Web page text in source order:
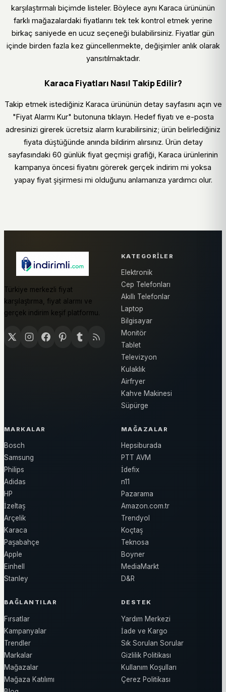
karşılaştırmalı biçimde listeler. Böylece aynı Karaca ürününün
farklı mağazalardaki fiyatlarını tek tek kontrol etmek yerine
birkaç saniyede en ucuz seçeneği bulabilirsiniz. Fiyatlar gün
içinde birden fazla kez güncellenmekte, değişimler anlık olarak
yansıtılmaktadır.
Karaca Fiyatları Nasıl Takip Edilir?
Takip etmek istediğiniz Karaca ürününün detay sayfasını açın ve
"Fiyat Alarmı Kur" butonuna tıklayın. Hedef fiyatı ve e-posta
adresinizi girerek ücretsiz alarm kurabilirsiniz; ürün belirlediğiniz
fiyata düştüğünde anında bildirim alırsınız. Ürün detay
sayfasındaki 60 günlük fiyat geçmişi grafiği, Karaca ürünlerinin
kampanya öncesi fiyatını görerek gerçek indirim mi yoksa
yapay fiyat şişirmesi mi olduğunu anlamanıza yardımcı olur.
Türkiye merkezli fiyat
karşılaştırma, fiyat alarmı ve
gerçek indirim keşif platformu.
KATEGORILER
Elektronik
Cep Telefonları
Akıllı Telefonlar
Laptop
Bilgisayar
Monitör
Tablet
Televizyon
Kulaklık
Airfryer
Kahve Makinesi
Süpürge
MARKALAR
Bosch
Samsung
Philips
Adidas
HP
İzeltaş
Arçelik
Karaca
Paşabahçe
Apple
Einhell
Stanley
MAĞAZALAR
Hepsiburada
PTT AVM
İdefix
n11
Pazarama
Amazon.com.tr
Trendyol
Koçtaş
Teknosa
Boyner
MediaMarkt
D&R
BAĞLANTILAR
Fırsatlar
Kampanyalar
Trendler
Markalar
Mağazalar
Mağaza Katılımı
DESTEK
Yardım Merkezi
İade ve Kargo
Sık Sorulan Sorular
Gizlilik Politikası
Kullanım Koşulları
Çerez Politikası